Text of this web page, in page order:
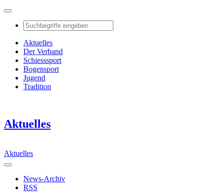
Aktuelles
Der Verband
Schiesssport
Bogensport
Jugend
Tradition
Aktuelles
Aktuelles
News-Archiv
RSS